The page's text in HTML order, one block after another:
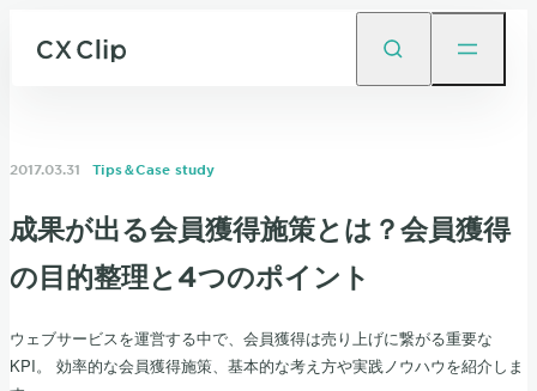
2017.03.31 Tips＆Case study
成果が出る会員獲得施策とは？会員獲得
の目的整理と4つのポイント
ウェブサービスを運営する中で、会員獲得は売り上げに繋がる重要な
KPI。 効率的な会員獲得施策、基本的な考え方や実践ノウハウを紹介しま